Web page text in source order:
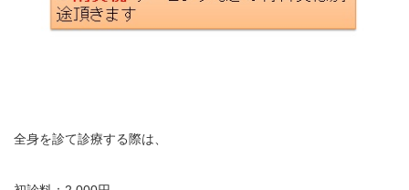
全身を診て診療する際は、